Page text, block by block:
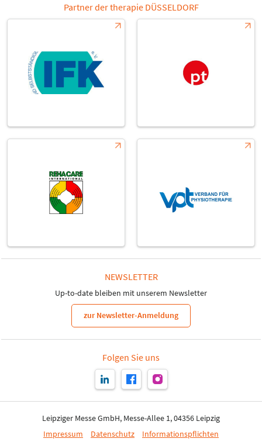
Partner der therapie DÜSSELDORF
NEWSLETTER
Up-to-date bleiben mit unserem Newsletter
zur Newsletter-Anmeldung
Folgen Sie uns
Leipziger Messe GmbH, Messe-Allee 1, 04356 Leipzig
Impressum
Datenschutz Informationspflichten